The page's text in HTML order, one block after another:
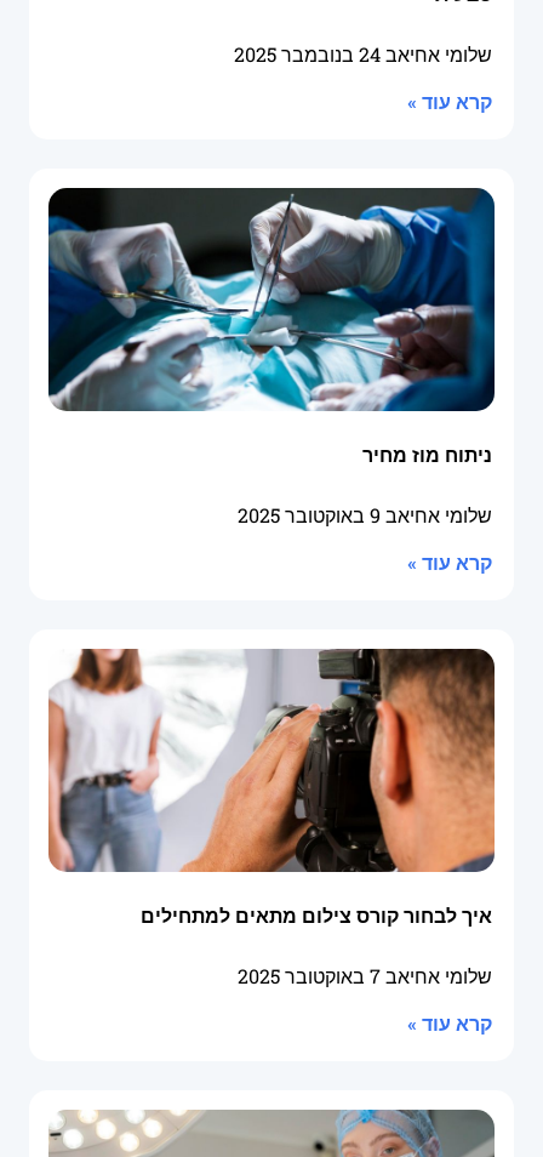
שלומי אחיאב24 בנובמבר 2025
קרא עוד »
ניתוח מוז מחיר
שלומי אחיאב 9 באוקטובר 2025
קרא עוד »
איך לבחור קורס צילום מתאים למתחילים
שלומי אחיאב7 באוקטובר 2025
קרא עוד »